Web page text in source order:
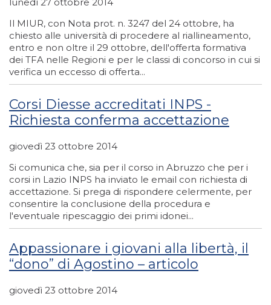
Il MIUR, con Nota prot. n. 3247 del 24 ottobre, ha
chiesto alle università di procedere al riallineamento,
entro e non oltre il 29 ottobre, dell'offerta formativa
dei TFA nelle Regioni e per le classi di concorso in cui si
verifica un eccesso di offerta...
Corsi Diesse accreditati INPS -
Richiesta conferma accettazione
giovedì 23 ottobre 2014
Si comunica che, sia per il corso in Abruzzo che per i
corsi in Lazio INPS ha inviato le email con richiesta di
accettazione. Si prega di rispondere celermente, per
consentire la conclusione della procedura e
l'eventuale ripescaggio dei primi idonei...
Appassionare i giovani alla libertà, il
“dono” di Agostino – articolo
giovedì 23 ottobre 2014